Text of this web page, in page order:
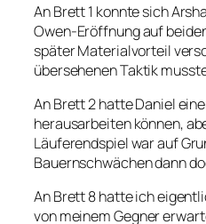
An Brett 1 konnte sich
Owen-Eröffnung auf
später Materialvorteil
übersehenen Taktik
An Brett 2 hatte Daniel
herausarbeiten können,
Läuferendspiel war auf
Bauernschwächen dann
An Brett 8 hatte ich
von meinem Gegner